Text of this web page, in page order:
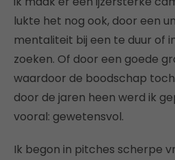
lukte het nog ook, door een
mentaliteit bij een te duur of
zoeken. Of door een goede
waardoor de boodschap
door de jaren heen werd ik
vooral: gewetensvol.
Ik begon in pitches scherpe